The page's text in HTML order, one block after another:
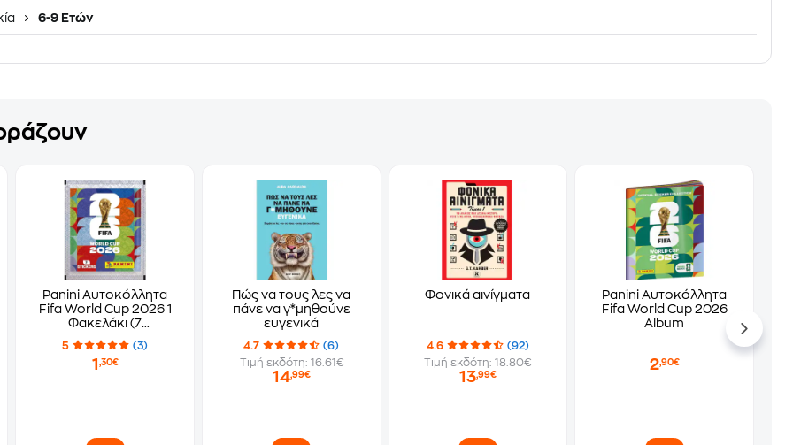
6-9 Ετών
Panini Αυτοκόλλητα
Fifa World Cup 2026 1
Φακελάκι (7
Αυτοκόλλητα)
5 (3)
1 ,30€
Πώς να τους λες να
πάνε να γ*μηθούνε
ευγενικά
4.7
(6)
Τιμή εκδότη: 16.61€
14,99€
Φονικά αινίγματα
4.6
(92)
Τιμή εκδότη: 18.80€
13,99€
Panini Αυτοκόλλητα
Fifa World Cup 2026
Album
2,90€